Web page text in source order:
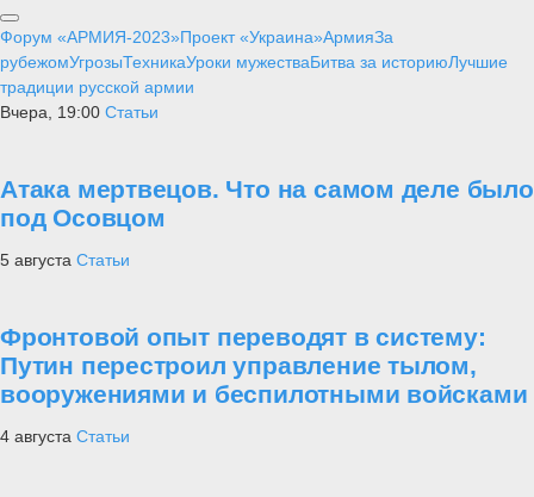
Форум «АРМИЯ-2023»Проект «Украина»АрмияЗа
рубежомУгрозыТехникаУроки мужестваБитва за историюЛучшие
традиции русской армии
Вчера, 19:00 Статьи
Атака мертвецов. Что на самом деле было
под Осовцом
5 августа Статьи
Фронтовой опыт переводят в систему:
Путин перестроил управление тылом,
вооружениями и беспилотными войсками
4 августа Статьи